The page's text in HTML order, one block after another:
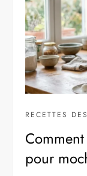
RECETTES
pour